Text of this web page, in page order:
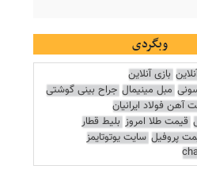
وبگردی
بازی آنلاین
مبل مینیمال جراح بینی گوشتی
آهن فولاد ایرانیان
قیمت طلا امروز بلیط قطار
پروفیل سایت یوتوتایمز